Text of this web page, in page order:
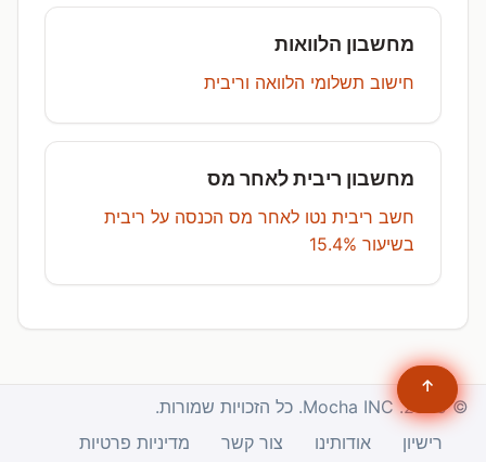
מחשבון הלוואות
חישוב תשלומי הלוואה וריבית
מחשבון ריבית לאחר מס
חשב ריבית נטו לאחר מס הכנסה על ריבית
בשיעור 15.4%
© 2025. Mocha INC. כל הזכויות שמורות.
רישיון
אודותינו צור קשר מדיניות פרטיות
↑